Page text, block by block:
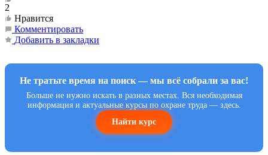
2
Нравится
Комментировать
Добавить в закладки
Не тратьте время на поиск — мы всё собрали за вас!
Больше не нужно искать в разных местах. Вся необходимая
информация и актуальные курсы по охране труда — здесь.
Найти курс